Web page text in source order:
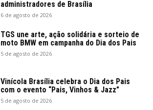
administradores de Brasília
6 de agosto de 2026
TGS une arte, ação solidária e sorteio de
moto BMW em campanha do Dia dos Pais
5 de agosto de 2026
Vinícola Brasília celebra o Dia dos Pais
com o evento “Pais, Vinhos & Jazz”
5 de agosto de 2026